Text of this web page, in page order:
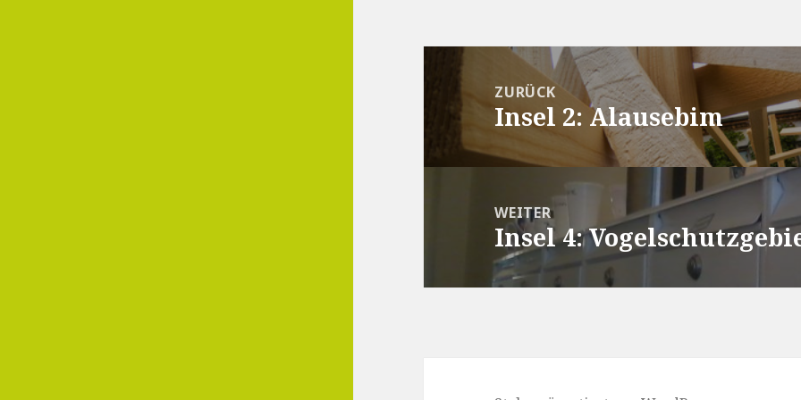
Beitragsnavigation
ZURÜCK
Vorheriger
Insel 2: Alausebim
WEITER
Nächster
Beitrag:
Insel 4: